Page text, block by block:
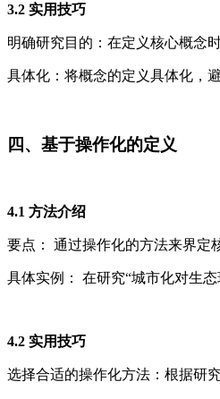
3.2 实用技巧
明确研究目的：在定义核心概念
具体化：将概念的定义具体化，
四、基于操作化的定义
4.1 方法介绍
要点： 通过操作化的方法来界定
具体实例： 在研究“城市化对生
4.2 实用技巧
选择合适的操作化方法：根据研